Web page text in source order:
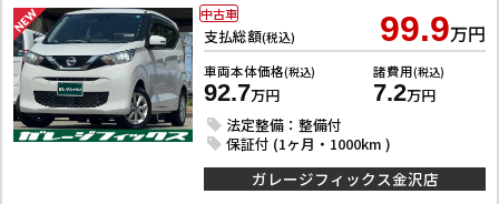
支払総額(税込) 99.9万円
車両本体価格(税込)
92.7万円
諸費用(税込)
7.2万円
法定整備：整備付
保証付 (1ヶ月・1000km )
中古車
ガレージフィックス金沢店